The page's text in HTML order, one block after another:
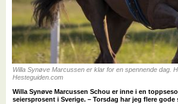
Willa Synøve Marcussen er klar for en spennende dag.
Hesteguiden.com
Willa Synøve Marcussen Schou er inne i en
seiersprosent i Sverige. – Torsdag har jeg flere